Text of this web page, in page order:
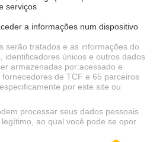
Patch
de remendo da fibra
Atenuador da fibra
serviços
a informações num dispositivo
serão tratados e as informações do
identificadores únicos e outros dados
armazenadas por:acessado e
de TCF e 65 parceiros
por este site ou
processar seus dados pessoais
ao qual você pode se opor